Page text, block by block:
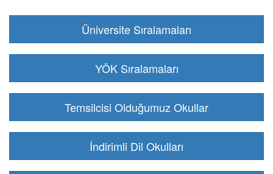
Üniversite Sıralamaları
YÖK Sıralamaları
Temsilcisi Olduğumuz Okullar
İndirimli Dil Okulları